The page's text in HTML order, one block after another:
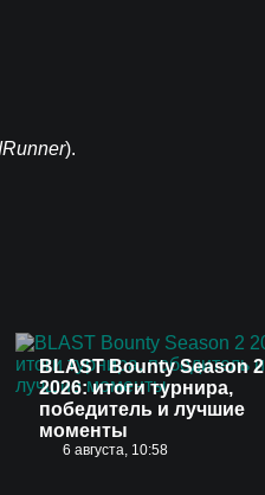
).
BLAST Bounty Season 2
2026: итоги турнира,
победитель и лучшие
моменты
6 августа, 10:58